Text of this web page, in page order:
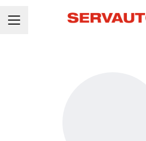
CARRIÈREMENU